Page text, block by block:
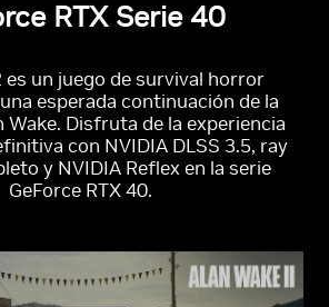
RTX Serie 40
es un juego de survival horror
esperada continuación de la
Wake. Disfruta de la experiencia
con NVIDIA DLSS 3.5, ray
y NVIDIA Reflex en la serie
GeForce RTX 40.